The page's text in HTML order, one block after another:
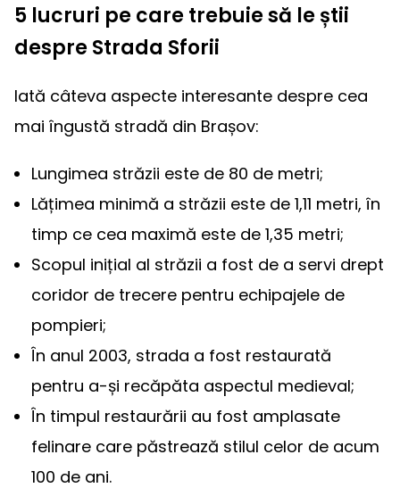
5 lucruri pe care trebuie să le știi
despre Strada Sforii
Iată câteva aspecte interesante despre cea
mai îngustă stradă din Brașov:
Lungimea străzii este de 80 de metri;
Lățimea minimă a străzii este de 1,11 metri, în
timp ce cea maximă este de 1,35 metri;
Scopul inițial al străzii a fost de a servi drept
coridor de trecere pentru echipajele de
pompieri;
În anul 2003, strada a fost restaurată
pentru a-și recăpăta aspectul medieval;
În timpul restaurării au fost amplasate
felinare care păstrează stilul celor de acum
100 de ani.